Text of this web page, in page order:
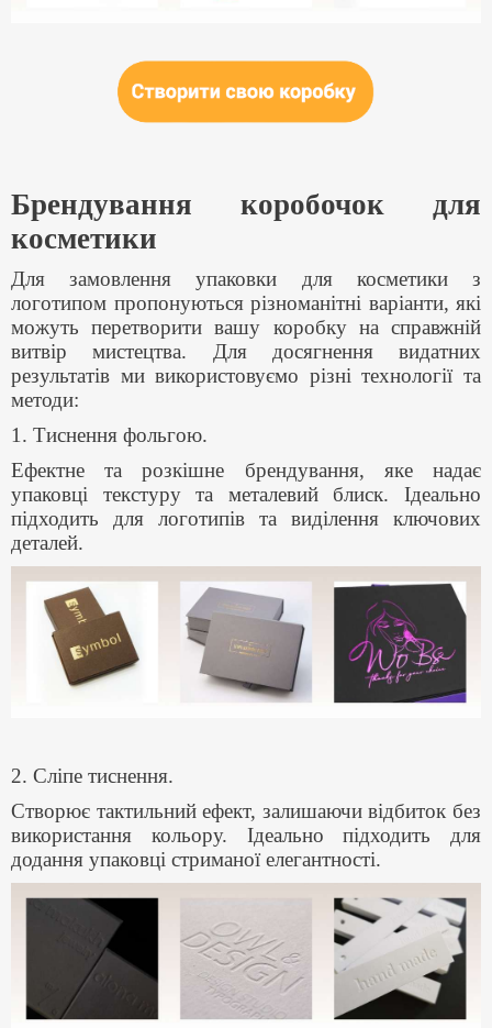
Брендування коробочок для
косметики
Для замовлення упаковки для косметики з
логотипом пропонуються різноманітні варіанти, які
можуть перетворити вашу коробку на справжній
витвір мистецтва. Для досягнення видатних
результатів ми використовуємо різні технології та
методи:
1. Тиснення фольгою.
Ефектне та розкішне брендування, яке надає
упаковці текстуру та металевий блиск. Ідеально
підходить для логотипів та виділення ключових
деталей.
2. Сліпе тиснення.
Створює тактильний ефект, залишаючи відбиток без
використання кольору. Ідеально підходить для
додання упаковці стриманої елегантності.